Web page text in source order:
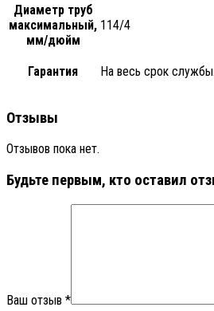
Диаметр труб
максимальный,
мм/дюйм
114/4
Гарантия На весь срок службы.
Отзывы
Отзывов пока нет.
Будьте первым, кто оставил
Ваш отзыв *